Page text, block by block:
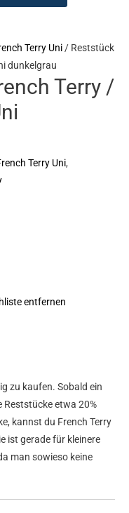
Terry Uni/ Reststück
dunkelgrau
Terry /
Terry Uni,
entfernen
zu kaufen. Sobald ein
Reststücke etwa 20%
kannst du French Terry
ist gerade für kleinere
man sowieso keine